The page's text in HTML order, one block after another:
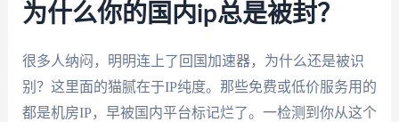
为什么你的国内ip总是被封？
很多人纳闷，明明连上了回国加速器，为什么还是被识
别？这里面的猫腻在于IP纯度。那些免费或低价服务用的
都是机房IP，早被国内平台标记烂了。一检测到你从这个